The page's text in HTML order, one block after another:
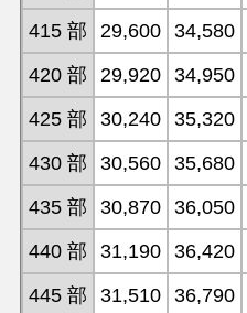
415 部
29,600 34,580
420 部
29,920 34,950
425 部
30,240 35,320
430 部
30,560 35,680
435 部
30,870 36,050
440 部
31,190 36,420
445 部
31,510 36,790